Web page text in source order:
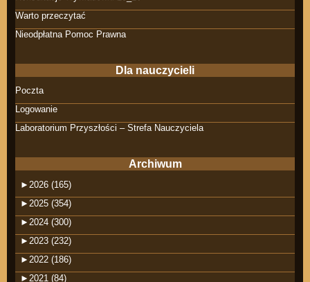
Warto przeczytać
Nieodpłatna Pomoc Prawna
Dla nauczycieli
Poczta
Logowanie
Laboratorium Przyszłości – Strefa Nauczyciela
Archiwum
► 2026 (165)
► 2025 (354)
► 2024 (300)
► 2023 (232)
► 2022 (186)
► 2021 (84)